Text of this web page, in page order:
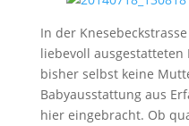
In der
liebevoll
bisher selbst keine
Babyausstattung aus
hier eingebracht. Ob